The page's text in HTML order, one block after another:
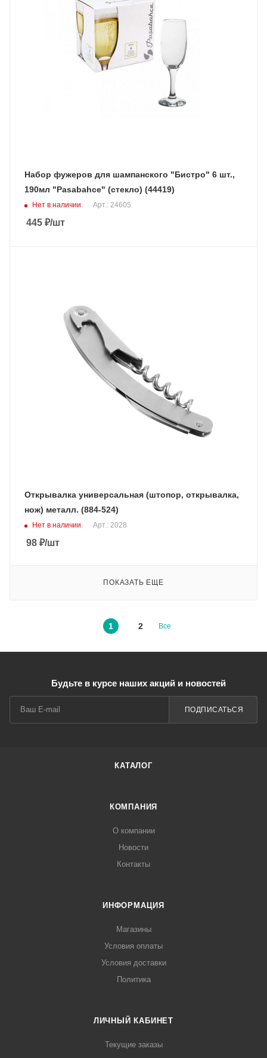
Набор фужеров для шампанского "Бистро" 6 шт.,
190мл "Pasabahce" (стекло) (44419)
Нет в наличии Арт.: 24605
445 ₽/шт
Открывалка универсальная (штопор, открывалка,
нож) металл. (884-524)
Нет в наличии Арт.: 2028
98 ₽/шт
ПОКАЗАТЬ ЕЩЕ
1 2 Все
Будьте в курсе наших акций и новостей
ПОДПИСАТЬСЯ
КАТАЛОГ
КОМПАНИЯ
О компании
Новости
Контакты
ИНФОРМАЦИЯ
Магазины
Условия оплаты
Условия доставки
Политика
ЛИЧНЫЙ КАБИНЕТ
Текущие заказы